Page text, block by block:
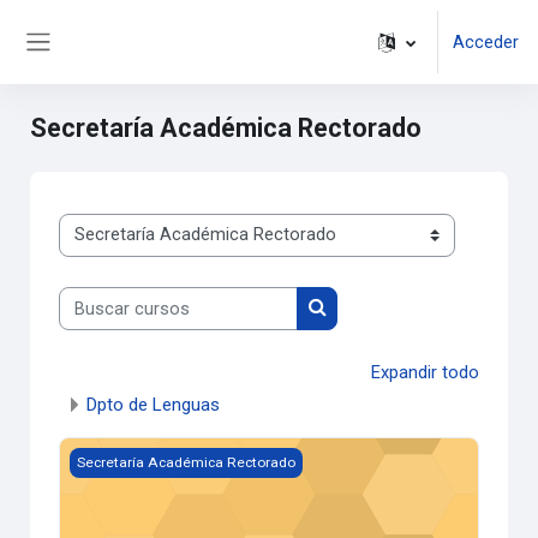
Acceder
Secretaría Académica Rectorado
Categorías
Buscar cursos
Buscar cursos
Expandir todo
Dpto de Lenguas
Imagen del curso Comisión Asesora de Posgrado
Secretaría Académica Rectorado